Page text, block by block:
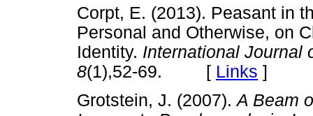
Corpt, E. (2013). Peasant in
Personal and Otherwise, on
Identity. International Journal
8(1),52-69. [ Links ]
Grotstein, J. (2007).A Beam